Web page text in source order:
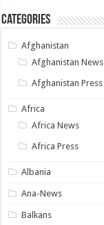
Categories
Afghanistan
Afghanistan News
Afghanistan Press
Africa
Africa News
Africa Press
Albania
Ana-News
Balkans